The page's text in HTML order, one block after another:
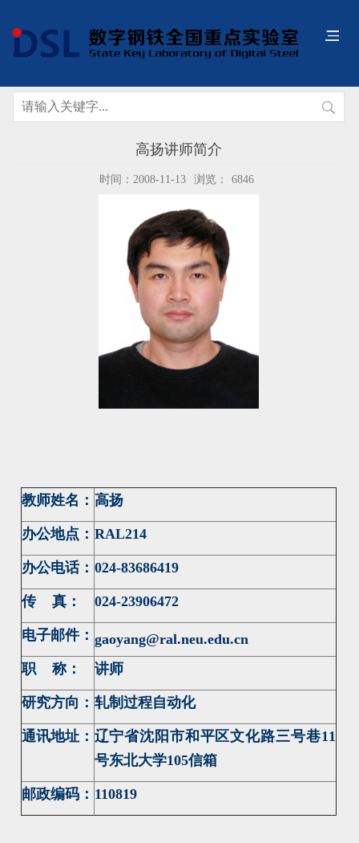
高扬讲师简介
时间：2008-11-13 浏览： 6846
教师姓名： 高扬
办公地点： RAL214
办公电话： 024-83686419
传 真： 024-23906472
电子邮件： gaoyang@ral.neu.edu.cn
职 称：
讲师
研究方向： 轧制过程自动化
通讯地址： 辽宁省沈阳市和平区文化路三号巷11
号东北大学105信箱
邮政编码： 110819